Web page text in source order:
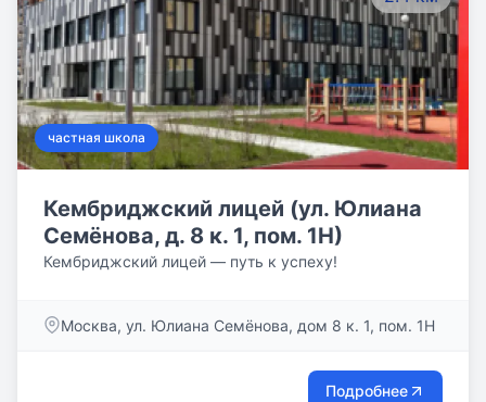
частная школа
Кембриджский лицей (ул. Юлиана
Семёнова, д. 8 к. 1, пом. 1Н)
Кембриджский лицей — путь к успеху!
Москва, ул. Юлиана Семёнова, дом 8 к. 1, пом. 1Н
Подробнее